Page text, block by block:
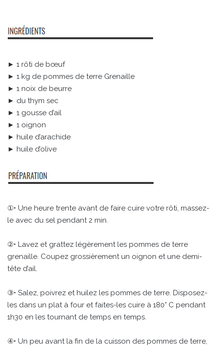
► 1 rôti de bœuf
► 1 kg de pommes de terre Grenaille
► 1 noix de beurre
► du thym sec
► 1 gousse d’ail
► 1 oignon
► huile d’arachide
► huile d’olive
①• Une heure trente avant de faire cuire votre rôti, massez-
le avec du sel pendant 2 min.
②• Lavez et grattez légèrement les pommes de terre
grenaille. Coupez grossièrement un oignon et une demi-
tête d’ail.
③• Salez, poivrez et huilez les pommes de terre. Disposez-
les dans un plat à four et faites-les cuire à 180° C pendant
1h30 en les tournant de temps en temps.
④• Un peu avant la fin de la cuisson des pommes de terre,